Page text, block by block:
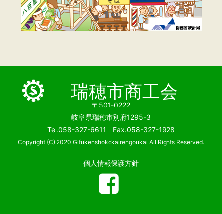
瑞穂市商工会
〒501-0222
岐阜県瑞穂市別府1295-3
Tel.058-327-6611 Fax.058-327-1928
Copyright (C) 2020 Gifukenshokokairengoukai All Rights Reserved.
個人情報保護方針